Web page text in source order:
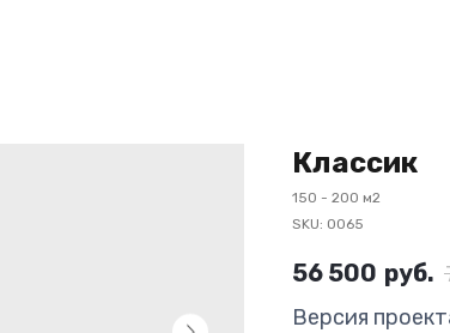
Классик
150 - 200 м2
SKU: 0065
56 500 руб.
Версия